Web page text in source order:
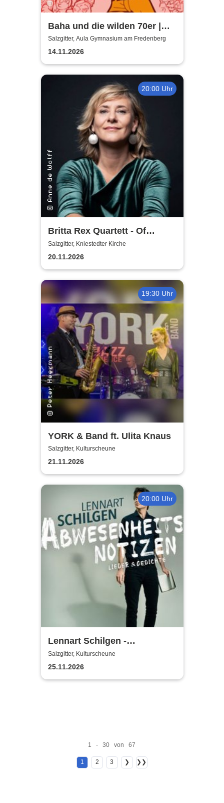
Baha und die wilden 70er |
Aula Gymnasium am
Fredenberg
Salzgitter, Aula Gymnasium am Fredenberg
14.11.2026
20:00 Uhr
Britta Rex Quartett - Of
Witches, Queens & Heroines
Salzgitter, Kniestedter Kirche
20.11.2026
19:30 Uhr
YORK & Band ft. Ulita Knaus
Salzgitter, Kulturscheune
21.11.2026
20:00 Uhr
Lennart Schilgen -
Abwesenheitsnotizen
Salzgitter, Kulturscheune
25.11.2026
1 - 30 von 67
1 2 3 ❯ ❯❯